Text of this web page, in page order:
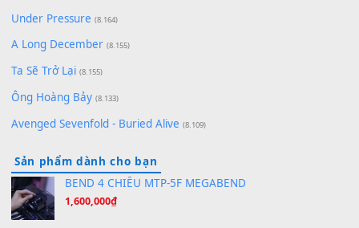
[SHEET PIANO] We Wish You A Merry Christmas
Orange Days - FT Island (8.315)
Hương Ngọc Lan (8.251)
Tiếng Đàn Hàm Oan